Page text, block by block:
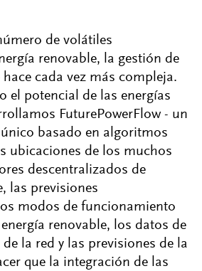
de volátiles
renovable, la gestión de
cada vez más compleja.
el potencial de las energías
FuturePowerFlow - un
basado en algoritmos
ubicaciones de los muchos
descentralizados de
las previsiones
modos de funcionamiento
renovable, los datos de
la red y las previsiones de la
que la integración de las